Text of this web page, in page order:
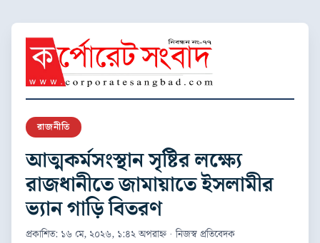
রাজনীতি
আত্মকর্মসংস্থান সৃষ্টির লক্ষ্যে
রাজধানীতে জামায়াতে ইসলামীর
ভ্যান গাড়ি বিতরণ
প্রকাশিত: ১৬ মে, ২০২৬, ১:৪২ অপরাহ্ন · নিজস্ব প্রতিবেদক